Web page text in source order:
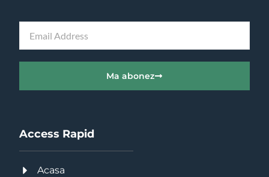
Access Rapid
Acasa
Ma abonez